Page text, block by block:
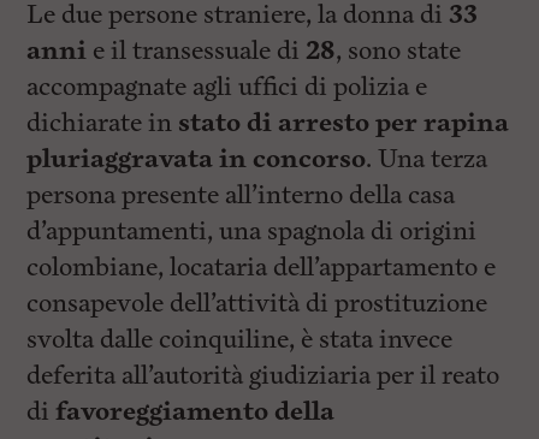
Le due persone straniere, la donna di 33
anni e il transessuale di 28, sono state
accompagnate agli uffici di polizia e
dichiarate in stato di arresto per rapina
pluriaggravata in concorso. Una terza
persona presente all’interno della casa
d’appuntamenti, una spagnola di origini
colombiane, locataria dell’appartamento e
consapevole dell’attività di prostituzione
svolta dalle coinquiline, è stata invece
deferita all’autorità giudiziaria per il reato
difavoreggiamento della